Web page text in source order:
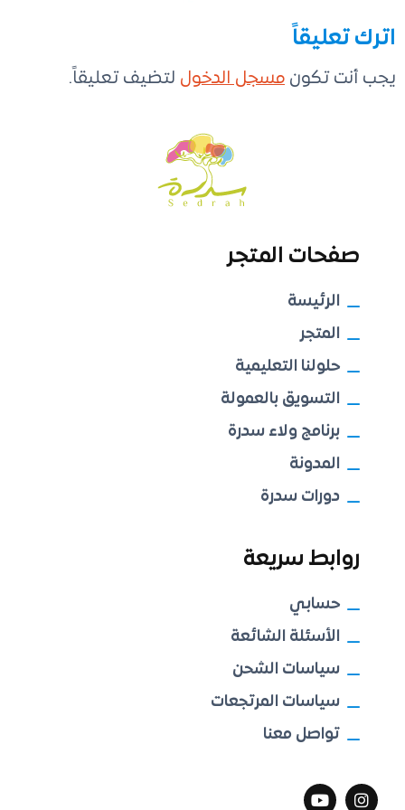
اترك تعليقاً
يجب أنت تكون مسجل الدخول لتضيف تعليقاً.
صفحات المتجر
الرئيسة
المتجر
حلولنا التعليمية
التسويق بالعمولة
برنامج ولاء سدرة
المدونة
دورات سدرة
روابط سريعة
حسابي
الأسئلة الشائعة
سياسات الشحن
سياسات المرتجعات
تواصل معنا